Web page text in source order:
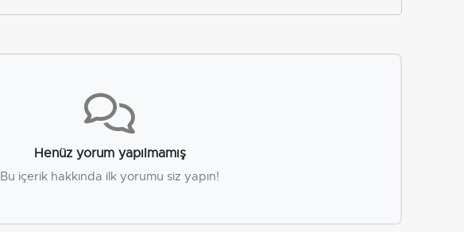
Henüz yorum yapılmamış
Bu içerik hakkında ilk yorumu siz yapın!